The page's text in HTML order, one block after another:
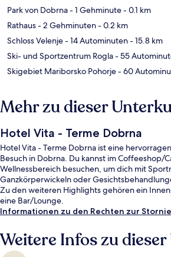
Park von Dobrna- 1 Gehminute- 0.1 km
Rathaus- 2 Gehminuten- 0.2 km
Schloss Velenje- 14 Autominuten- 15.8 km
Ski- und Sportzentrum Rogla- 55
Skigebiet Mariborsko Pohorje- 60
Mehr zu dieser
Hotel Vita - Terme Dobrna
Hotel Vita - Terme Dobrna ist eine
Besuch in Dobrna. Du kannst im Coffeeshop/
Wellnessbereich besuchen, um dich mit
Ganzkörperwickeln oder
Zu den weiteren Highlights gehören ein
eine Bar/Lounge.
Informationen zu den Rechten zur
Weitere Infos zu